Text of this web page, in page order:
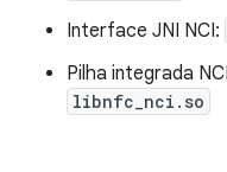
Interface JNI NCI:
Pilha integrada
libnfc_nci.so